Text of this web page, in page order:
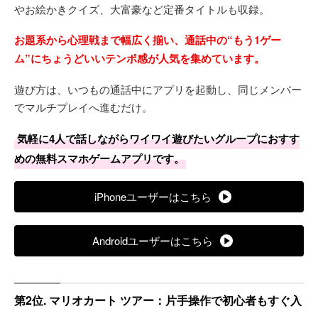
やお絵かきクイズ、大富豪など定番タイトルも収録。
お題系から心理戦まで幅広く揃い、通話中の“もう1ゲー
ム”にちょうどいいテンポ感が人気を集めています。
遊び方は、いつもの通話中にアプリを起動し、同じメンバー
でマルチプレイへ進むだけ。
気軽に4人で話しながらワイワイ遊びたいグループにおすす
めの無料スマホゲームアプリです。
iPhoneユーザーはこちら
Androidユーザーはこちら
第2位. マリオカート ツアー：片手操作で初心者もすぐ入